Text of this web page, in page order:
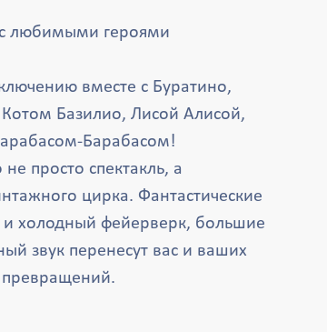
любимыми героями
вместе с Буратино,
Базилио, Лисой Алисой,
Барабасом!
просто спектакль, а
цирка. Фантастические
холодный фейерверк, большие
звук перенесут вас и ваших